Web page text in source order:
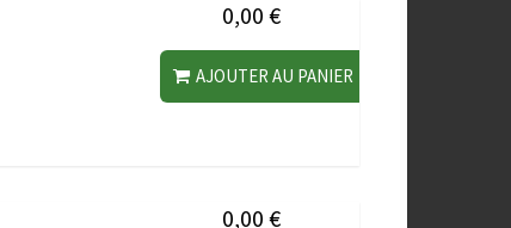
0,00 €
AJOUTER AU PANIER
0,00 €